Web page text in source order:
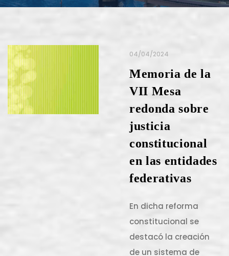
04/04/2024
Memoria de la
VII Mesa
redonda sobre
justicia
constitucional
en las entidades
federativas
En dicha reforma
constitucional se
destacó la creación
de un sistema de